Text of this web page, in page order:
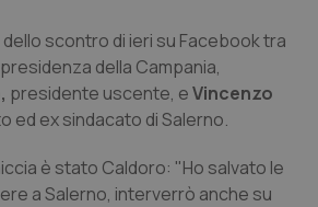
Giulia
coronaropatie
scontro di ieri su Facebook tra
della Campania,
presidente uscente, eVincenzo
ed ex sindacato di Salerno.
è stato Caldoro: "Ho salvato le
a Salerno, interverrò anche su